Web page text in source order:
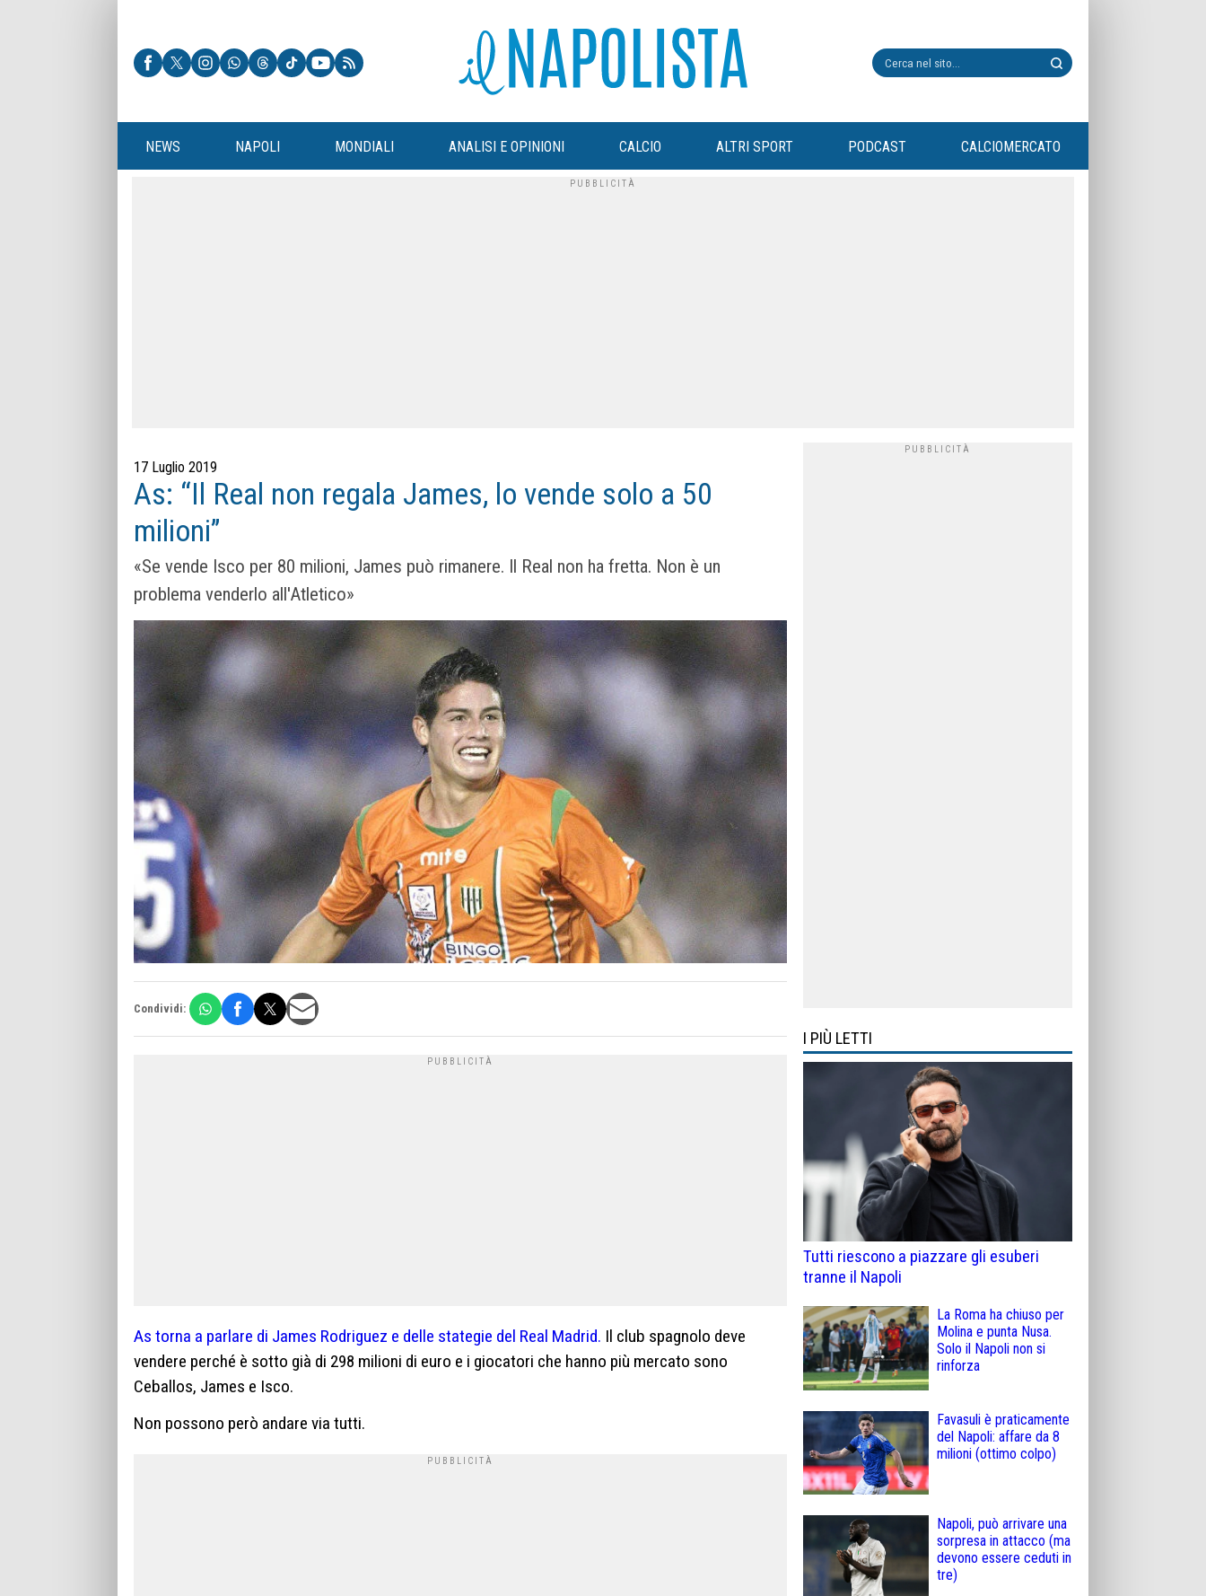
NEWS NAPOLI MONDIALI ANALISI E OPINIONI CALCIO ALTRI SPORT PODCAST CALCIOMERCATO
17 Luglio 2019
As: “Il Real non regala James, lo vende solo a 50
milioni”
«Se vende Isco per 80 milioni, James può rimanere. Il Real non ha fretta. Non è un
problema venderlo all'Atletico»
Condividi:
As torna a parlare di James Rodriguez e delle stategie del Real Madrid. Il club spagnolo deve
vendere perché è sotto già di 298 milioni di euro e i giocatori che hanno più mercato sono
Ceballos, James e Isco.
Non possono però andare via tutti.
I PIÙ LETTI
Tutti riescono a piazzare gli esuberi
tranne il Napoli
La Roma ha chiuso per
Molina e punta Nusa.
Solo il Napoli non si
rinforza
Favasuli è praticamente
del Napoli: affare da 8
milioni (ottimo colpo)
Napoli, può arrivare una
sorpresa in attacco (ma
devono essere ceduti in
tre)